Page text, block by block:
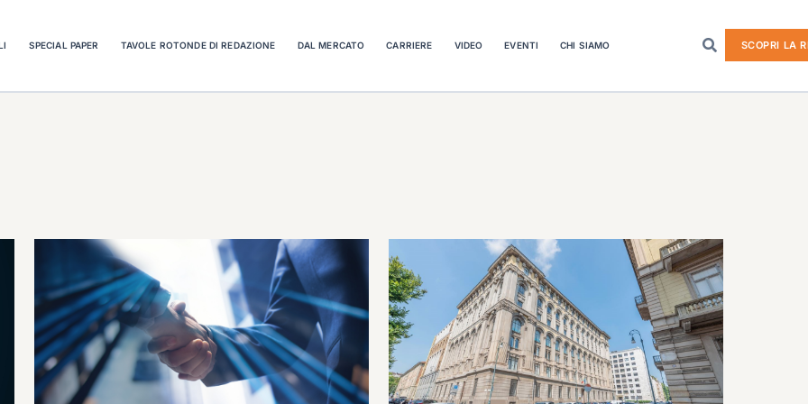
SPECIAL PAPER TAVOLE ROTONDE DI REDAZIONE DAL MERCATO CARRIERE VIDEO EVENTI CHI SIAMO SCOPRI LA